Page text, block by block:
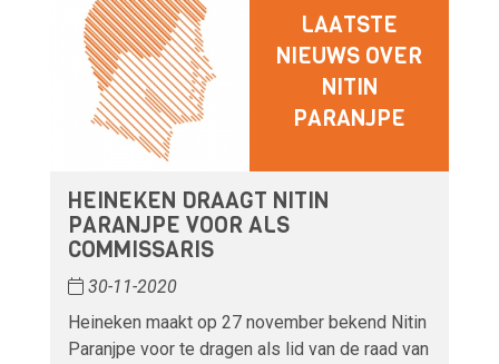
LAATSTE
NIEUWS OVER
NITIN
PARANJPE
HEINEKEN DRAAGT NITIN
PARANJPE VOOR ALS
COMMISSARIS
30-11-2020
Heineken maakt op 27 november bekend Nitin
Paranjpe voor te dragen als lid van de raad van